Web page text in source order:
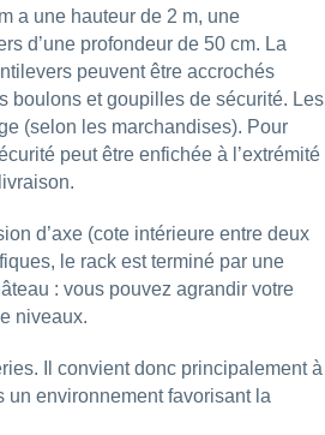
a une hauteur de 2 m, une
d’une profondeur de 50 cm. La
peuvent être accrochés
boulons et goupilles de sécurité. Les
(selon les marchandises). Pour
peut être enfichée à l’extrémité
d’axe (cote intérieure entre deux
le rack est terminé par une
: vous pouvez agrandir votre
niveaux.
Il convient donc principalement à
un environnement favorisant la